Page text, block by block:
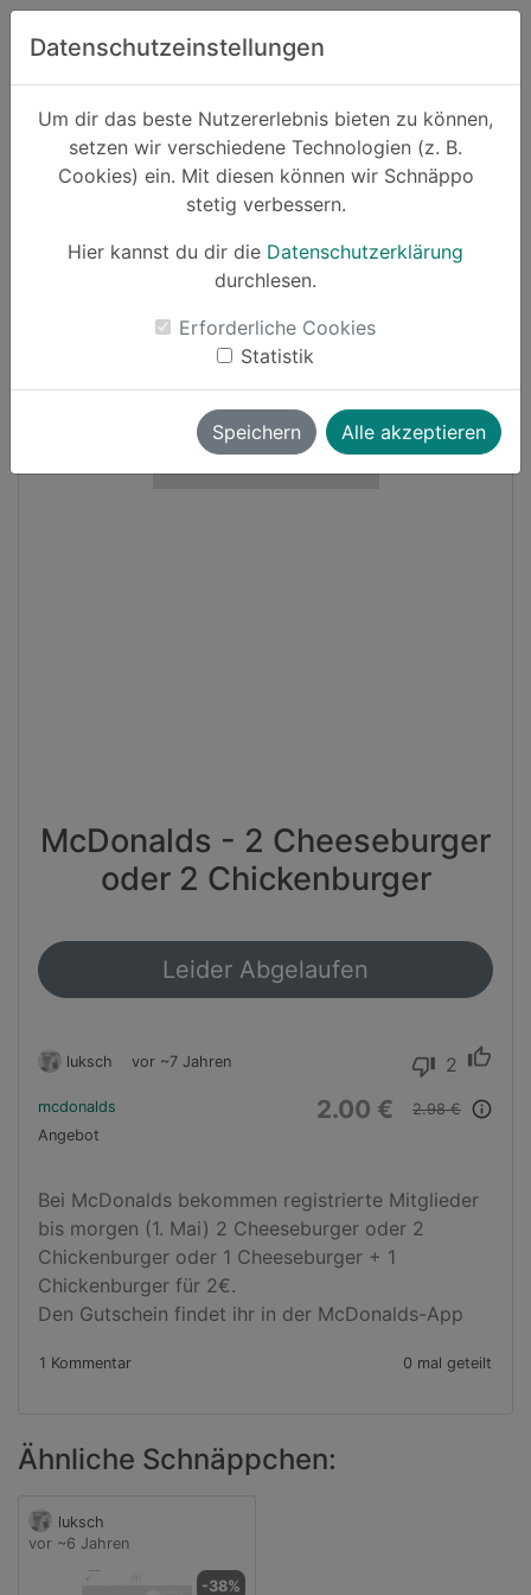
Zum Hauptinhalt springen
Datenschutzeinstellungen
Um dir das beste Nutzererlebnis bieten zu können,
setzen wir verschiedene Technologien (z. B.
Cookies) ein. Mit diesen können wir Schnäppo
stetig verbessern.
Hier kannst du dir die Datenschutzerklärung
durchlesen.
Erforderliche Cookies
Statistik
Speichern Alle akzeptieren
Suchen
Schnäppchen
-33%
McDonalds - 2 Cheeseburger
oder 2 Chickenburger
Leider Abgelaufen
luksch vor ~7 Jahren thumb_down 2 thumb_up
mcdonalds
Angebot
2.00 € 2.98 € info_outline
Bei McDonalds bekommen registrierte Mitglieder
bis morgen (1. Mai) 2 Cheeseburger oder 2
Chickenburger oder 1 Cheeseburger + 1
Chickenburger für 2€.
Den Gutschein findet ihr in der McDonalds-App
1 Kommentar 0 mal geteilt
Ähnliche Schnäppchen:
luksch
vor ~6 Jahren
-38%